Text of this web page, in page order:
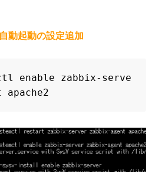
動起動の設定追加
enable zabbix-serve